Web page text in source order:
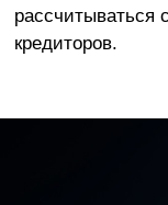
рассчитываться
кредиторов.